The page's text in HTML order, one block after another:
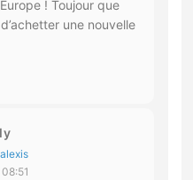
! Toujour que
une nouvelle
alexis